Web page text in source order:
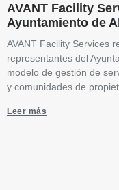
AVANT Facility
Ayuntamiento de
AVANT Facility Services
representantes del
modelo de gestión de
y comunidades de
Leer más